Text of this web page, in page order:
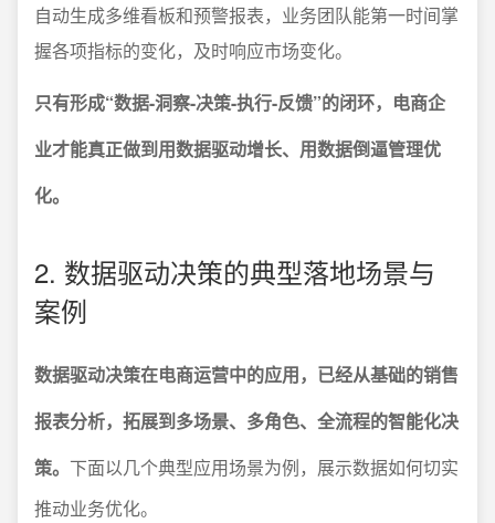
自动生成多维看板和预警报表，业务团队能第一时间掌
握各项指标的变化，及时响应市场变化。
只有形成“数据-洞察-决策-执行-反馈”的闭环，电商企
业才能真正做到用数据驱动增长、用数据倒逼管理优
化。
2. 数据驱动决策的典型落地场景与
案例
数据驱动决策在电商运营中的应用，已经从基础的销售
报表分析，拓展到多场景、多角色、全流程的智能化决
策。 下面以几个典型应用场景为例，展示数据如何切实
推动业务优化。